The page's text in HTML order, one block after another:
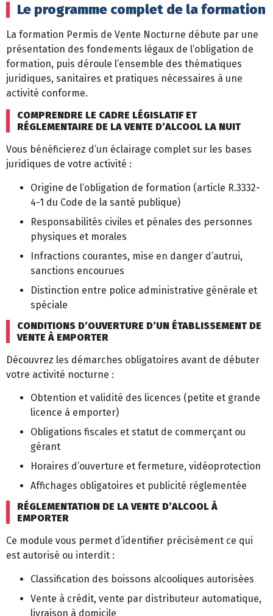
Le programme complet de la formation
La formation Permis de Vente Nocturne débute par une
présentation des fondements légaux de l’obligation de
formation, puis déroule l’ensemble des thématiques
juridiques, sanitaires et pratiques nécessaires à une
activité conforme.
COMPRENDRE LE CADRE LÉGISLATIF ET
RÉGLEMENTAIRE DE LA VENTE D’ALCOOL LA NUIT
Vous bénéficierez d’un éclairage complet sur les bases
juridiques de votre activité :
Origine de l’obligation de formation (article R.3332-
4-1 du Code de la santé publique)
Responsabilités civiles et pénales des personnes
physiques et morales
Infractions courantes, mise en danger d’autrui,
sanctions encourues
Distinction entre police administrative générale et
spéciale
CONDITIONS D’OUVERTURE D’UN ÉTABLISSEMENT DE
VENTE À EMPORTER
Découvrez les démarches obligatoires avant de débuter
votre activité nocturne :
Obtention et validité des licences (petite et grande
licence à emporter)
Obligations fiscales et statut de commerçant ou
gérant
Horaires d’ouverture et fermeture, vidéoprotection
Affichages obligatoires et publicité réglementée
RÉGLEMENTATION DE LA VENTE D’ALCOOL À
EMPORTER
Ce module vous permet d’identifier précisément ce qui
est autorisé ou interdit :
Classification des boissons alcooliques autorisées
Vente à crédit, vente par distributeur automatique,
livraison à domicile